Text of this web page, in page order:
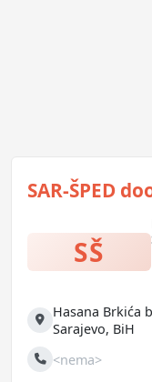
SAR-ŠPED
SŠ
Adresa
Hasana Brkića
Sarajevo, BiH
Telefon<nema>